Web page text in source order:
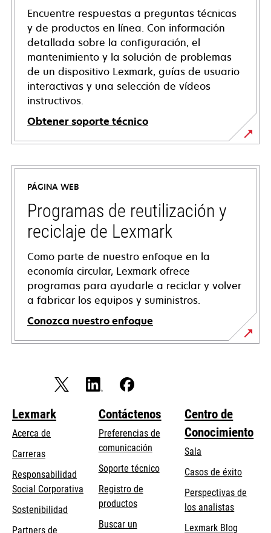
Encuentre respuestas a preguntas técnicas
y de productos en línea. Con información
detallada sobre la configuración, el
mantenimiento y la solución de problemas
de un dispositivo Lexmark, guías de usuario
interactivas y una selección de vídeos
instructivos.
Obtener soporte técnico
opens
in
new
tab
PÁGINA WEB
Programas de reutilización y
reciclaje de Lexmark
Como parte de nuestro enfoque en la
economía circular, Lexmark ofrece
programas para ayudarle a reciclar y volver
a fabricar los equipos y suministros.
Conozca nuestro enfoque
Lexmark
Acerca de
Carreras
Responsabilidad
Social Corporativa opens
Sostenibilidad
Partners de
Contáctenos
Preferencias de
comunicación
Soporte técnicoopens
Registro de
productos
Buscar un
Centro de
Conocimiento
Sala
Casos de éxito
Perspectivas de
los analistas
Lexmark Blog